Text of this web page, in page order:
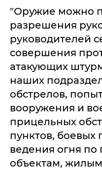
"Оружие можно
разрешения
руководителей
совершения
атакующих
наших
обстрелов,
вооружения и
прицельных
пунктов, боевых
ведения огня по
объектам,